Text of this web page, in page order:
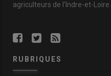
agriculteurs de l'Indre-et-Loire.
RUBRIQUES